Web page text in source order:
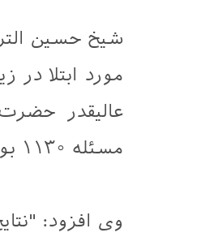
شیخ حسین
مورد ابتلا در
مسئله ۱۱۳۰ بود."
وی افزود: